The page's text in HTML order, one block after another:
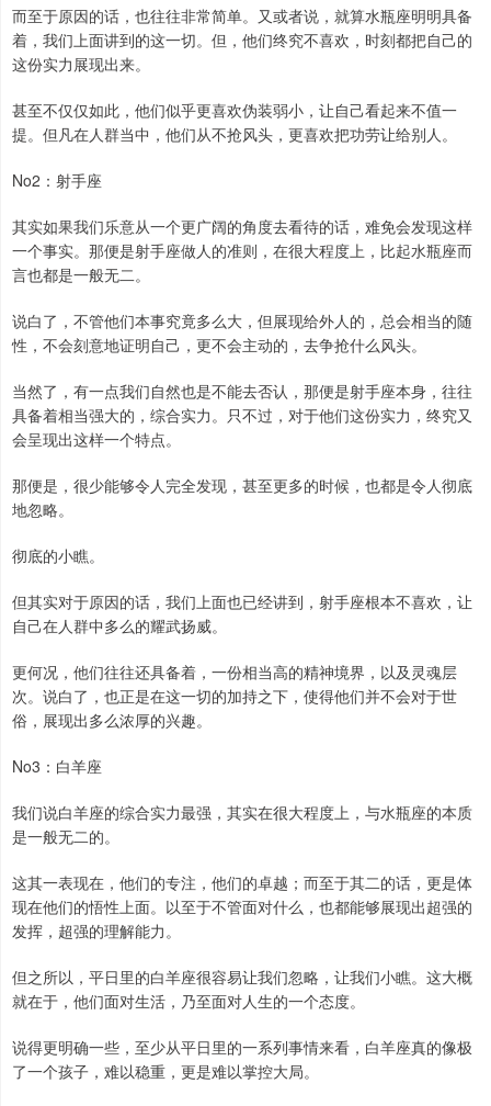
而至于原因的话，也往往非常简单。又或者说，就算水瓶座明明具备
着，我们上面讲到的这一切。但，他们终究不喜欢，时刻都把自己的
这份实力展现出来。
甚至不仅仅如此，他们似乎更喜欢伪装弱小，让自己看起来不值一
提。但凡在人群当中，他们从不抢风头，更喜欢把功劳让给别人。
No2：射手座
其实如果我们乐意从一个更广阔的角度去看待的话，难免会发现这样
一个事实。那便是射手座做人的准则，在很大程度上，比起水瓶座而
言也都是一般无二。
说白了，不管他们本事究竟多么大，但展现给外人的，总会相当的随
性，不会刻意地证明自己，更不会主动的，去争抢什么风头。
当然了，有一点我们自然也是不能去否认，那便是射手座本身，往往
具备着相当强大的，综合实力。只不过，对于他们这份实力，终究又
会呈现出这样一个特点。
那便是，很少能够令人完全发现，甚至更多的时候，也都是令人彻底
地忽略。
彻底的小瞧。
但其实对于原因的话，我们上面也已经讲到，射手座根本不喜欢，让
自己在人群中多么的耀武扬威。
更何况，他们往往还具备着，一份相当高的精神境界，以及灵魂层
次。说白了，也正是在这一切的加持之下，使得他们并不会对于世
俗，展现出多么浓厚的兴趣。
No3：白羊座
我们说白羊座的综合实力最强，其实在很大程度上，与水瓶座的本质
是一般无二的。
这其一表现在，他们的专注，他们的卓越；而至于其二的话，更是体
现在他们的悟性上面。以至于不管面对什么，也都能够展现出超强的
发挥，超强的理解能力。
但之所以，平日里的白羊座很容易让我们忽略，让我们小瞧。这大概
就在于，他们面对生活，乃至面对人生的一个态度。
说得更明确一些，至少从平日里的一系列事情来看，白羊座真的像极
了一个孩子，难以稳重，更是难以掌控大局。